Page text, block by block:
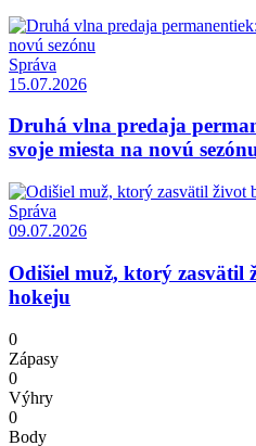
Správa
15.07.2026
Druhá vlna predaja
svoje miesta na novú
Správa
09.07.2026
Odišiel muž, ktorý zasvätil
hokeju
0
Zápasy
0
Výhry
0
Body